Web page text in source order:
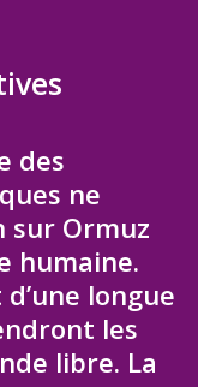
des
ne
sur Ormuz
humaine.
longue
les
libre. La